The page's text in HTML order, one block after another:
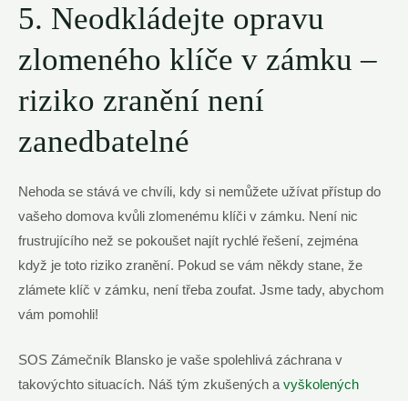
5. Neodkládejte opravu
zlomeného klíče v zámku –
riziko zranění není
zanedbatelné
Nehoda se stává ve chvíli, kdy si nemůžete užívat přístup do
vašeho domova kvůli zlomenému klíči v zámku. Není nic
frustrujícího než se pokoušet najít rychlé řešení, zejména
když je toto riziko zranění. Pokud se vám někdy stane, že
zlámete klíč v zámku, není třeba zoufat. Jsme tady, abychom
vám pomohli!
SOS Zámečník Blansko je vaše spolehlivá záchrana v
takovýchto situacích. Náš tým zkušených avyškolených